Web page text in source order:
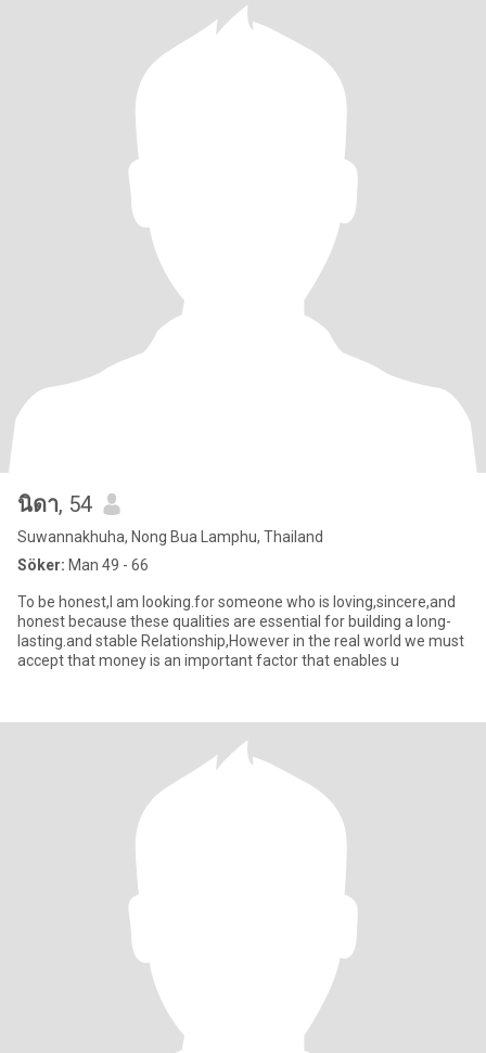
นิดา, 54
Suwannakhuha, Nong Bua Lamphu, Thailand
Söker: Man 49 - 66
To be honest,l am looking.for someone who is loving,sincere,and
honest because these qualities are essential for building a long-
lasting.and stable Relationship,However in the real world we must
accept that money is an important factor that enables u